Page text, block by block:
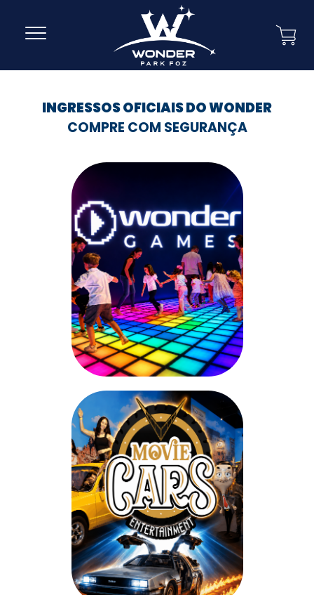
INGRESSOS OFICIAIS DO WONDER
COMPRE COM SEGURANÇA